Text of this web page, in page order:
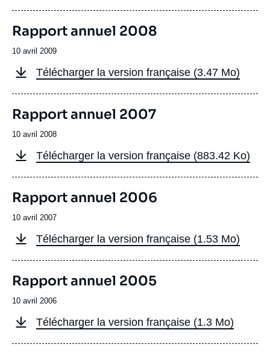
télécharger
Image
de
couverture
Rapport annuel 2008
Date
publication
10 avril 2009
Fichier
à
télécharger
Télécharger la version française (3.47 Mo)
Image
de
couverture
Rapport annuel 2007
Date
publication
10 avril 2008
Fichier
à
télécharger
Télécharger la version française (883.42 Ko)
Image
de
couverture
Rapport annuel 2006
Date
publication
10 avril 2007
Fichier
à
télécharger
Télécharger la version française (1.53 Mo)
Image
de
couverture
Rapport annuel 2005
Date
publication
10 avril 2006
Fichier
à
télécharger
Télécharger la version française (1.3 Mo)